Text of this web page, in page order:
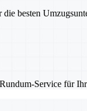
besten
Service für